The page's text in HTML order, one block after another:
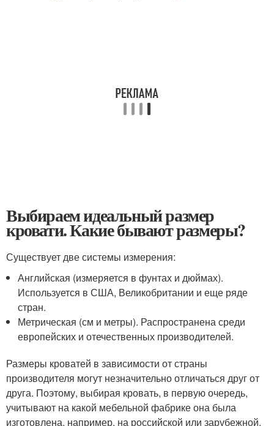
Выбираем идеальный размер
кровати. Какие бывают размеры?
Существует две системы измерения:
Английская (измеряется в фунтах и дюймах).
Используется в США, Великобритании и еще ряде
стран.
Метрическая (см и метры). Распространена среди
европейских и отечественных производителей.
Размеры кроватей в зависимости от страны
производителя могут незначительно отличаться друг от
друга. Поэтому, выбирая кровать, в первую очередь,
учитывают на какой мебельной фабрике она была
изготовлена, например, на российской или зарубежной.